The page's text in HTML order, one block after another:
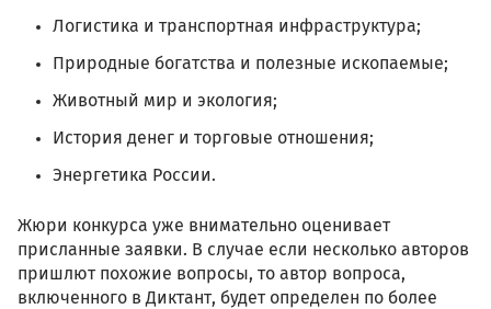
Логистика и транспортная инфраструктура;
Природные богатства и полезные ископаемые;
Животный мир и экология;
История денег и торговые отношения;
Энергетика России.
Жюри конкурса уже внимательно оценивает
присланные заявки. В случае если несколько авторов
пришлют похожие вопросы, то автор вопроса,
включенного в Диктант, будет определен по более